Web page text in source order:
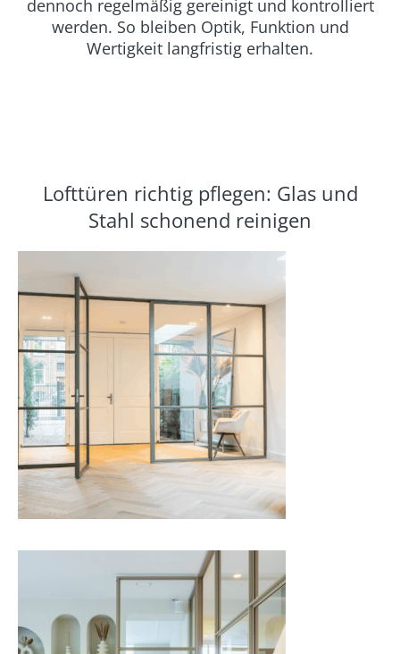
dennoch regelmäßig gereinigt und kontrolliert
werden. So bleiben Optik, Funktion und
Wertigkeit langfristig erhalten.
Lofttüren richtig pflegen: Glas und
Stahl schonend reinigen